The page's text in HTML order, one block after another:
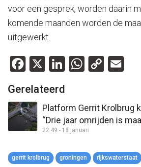
voor een gesprek, worden daarin
komende maanden worden de
uitgewerkt.
Facebook
X LinkedIn
Copy
Gerelateerd
Platform Gerrit Krolbrug
“Drie jaar omrijden is
ontwrichting”
22:49 - 18 januari
gerrit krolbrug groningen rijkswaterstaat